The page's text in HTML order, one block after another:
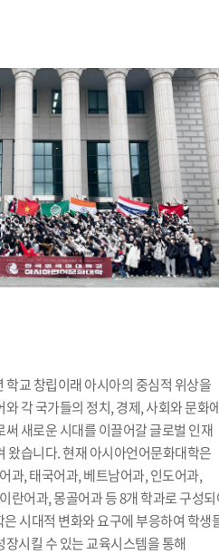
교 창립이래 아시아의 중심적 위상을
각 국가들의 정치, 경제, 사회와 문화
새로운 시대를 이끌어갈 글로벌 인재
왔습니다. 현재 아시아언어문화대학은
과, 태국어과, 베트남어과, 인도어과,
란어과, 몽골어과 등 8개 학과로 구성
시대적 변화와 요구에 부응하여 학생
시킬 수 있는 교육시스템을 통해